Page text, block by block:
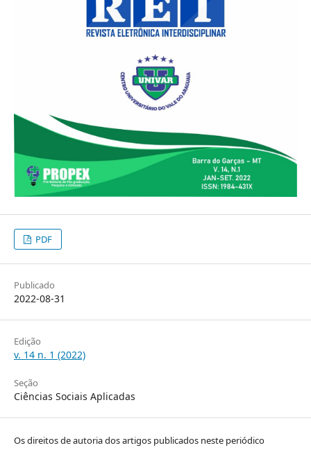
PDF
Publicado
2022-08-31
Edição
v. 14 n. 1 (2022)
Seção
Ciências Sociais Aplicadas
Os direitos de autoria dos artigos publicados neste periódico